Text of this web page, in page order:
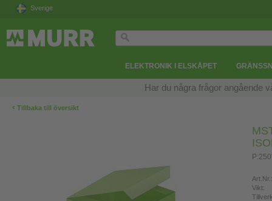
Sverige
ELEKTRONIK I ELSKÅPET
Har du några frågor angående
‹ Tillbaka till översikt
Art.Nr.:
Vikt: